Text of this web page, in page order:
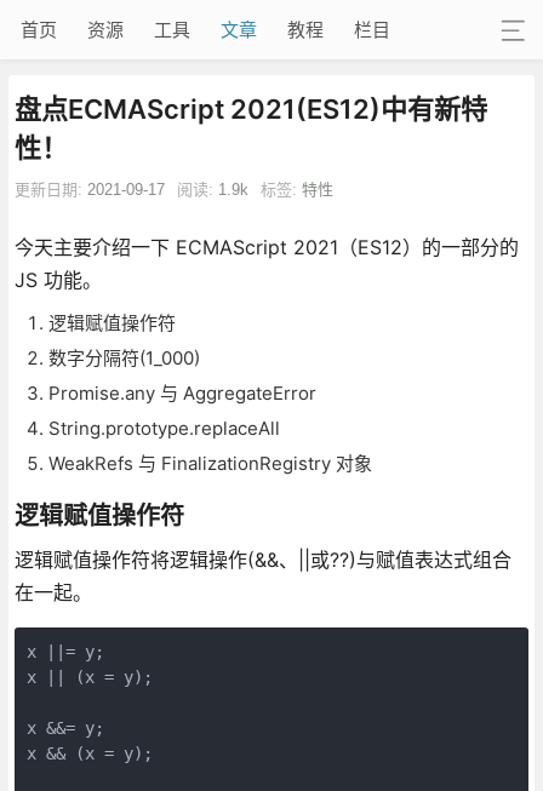
首页 资源 工具 文章 教程 栏目
盘点ECMAScript 2021(ES12)中有新特
性！
更新日期: 2021-09-17 阅读: 1.9k 标签: 特性
今天主要介绍一下 ECMAScript 2021（ES12）的一部分的
JS 功能。
逻辑赋值操作符
数字分隔符(1_000)
Promise.any 与 AggregateError
String.prototype.replaceAll
WeakRefs 与 FinalizationRegistry 对象
逻辑赋值操作符
逻辑赋值操作符将逻辑操作(&&、||或??)与赋值表达式组合
在一起。
x ||= y;
x || (x = y);
x &&= y;
x && (x = y);